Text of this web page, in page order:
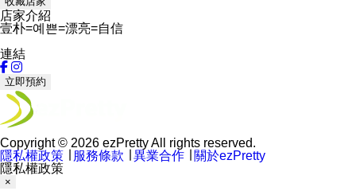
店家介紹
壹朴=예쁜=漂亮=自信
連結
立即預約
Copyright © 2026 ezPretty All rights reserved.
隱私權政策
服務條款 異業合作
關於ezPretty
隱私權政策
×